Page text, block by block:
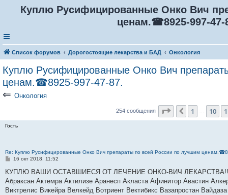
Куплю Русифицированные Онко Вич
ценам.☎8925-997-47-
Список форумов Дорогостоящие лекарства и БАД Онкология
Куплю Русифицированные Онко Вич
ценам.☎8925-997-47-87.
⇐ Онкология
254 сообщения Страница 12из
Пред.
1 10
Гость
Re: Куплю Русифицированные Онко Вич препараты по всей России по лучшим
С
о
щ
е
16 окт 2018, 11:52
КУПЛЮ ВАШИ ОСТАВШИЕСЯ ОТ ЛЕЧЕНИЕ ОНКО-ВИЧ ЛЕКАРСТВА!!! По
Абраксан Актемра Актилизе Аранесп Акласта Афинитор Авастин
Виктрелис Викейра Велкейд Вотриент Вектибикс Вазапростан